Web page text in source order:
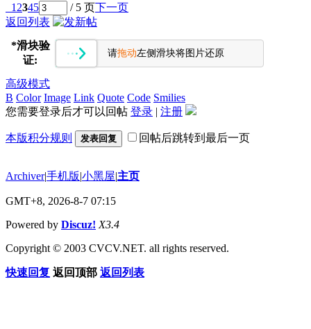
1 2345 / 5 页下一页
返回列表
*滑块验
证:
请拖动左侧滑块将图片还原
高级模式
B Color Image Link Quote Code Smilies
您需要登录后才可以回帖 登录 | 注册
本版积分规则 发表回复 回帖后跳转到最后一页
Archiver|手机版|小黑屋|主页
GMT+8, 2026-8-7 07:15
Powered by Discuz! X3.4
Copyright © 2003 CVCV.NET. all rights reserved.
快速回复 返回顶部 返回列表